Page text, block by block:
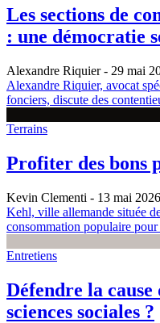
Les sections de
: une démocratie
Alexandre Riquier- 29 mai
Alexandre Riquier, avocat
fonciers, discute des
Terrains
Profiter des bons
Kevin Clementi - 13 mai 2026
Kehl, ville allemande située
consommation populaire pour
Entretiens
Défendre la cause
sciences sociales ?